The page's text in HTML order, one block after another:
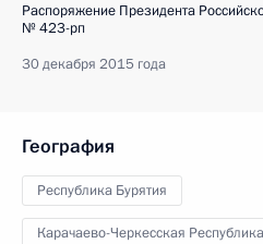
Распоряжение Президента
№ 423-рп
30 декабря 2015 года
География
Республика Бурятия
Карачаево-Черкесская Республика